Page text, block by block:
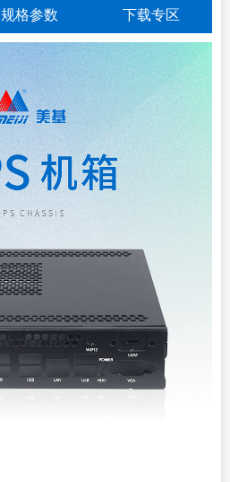
规格参数 下载专区